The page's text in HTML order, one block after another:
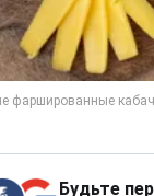
Будьте